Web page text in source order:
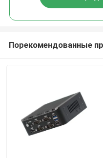
Порекомендованные